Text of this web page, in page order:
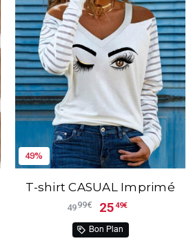
49%
T-shirt CASUAL Imprimé
4999€ 2549€
Bon Plan